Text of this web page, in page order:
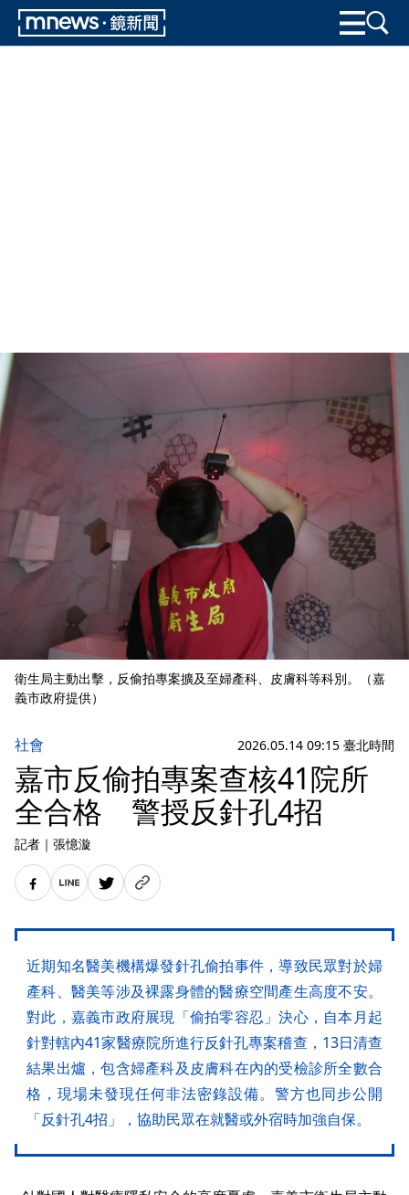
衛生局主動出擊，反偷拍專案擴及至婦產科、皮膚科等科別。（嘉
義市政府提供）
社會 2026.05.14 09:15 臺北時間
嘉市反偷拍專案查核41院所
全合格 警授反針孔4招
記者 ｜ 張憶漩
近期知名醫美機構爆發針孔偷拍事件，導致民眾對於婦
產科、醫美等涉及裸露身體的醫療空間產生高度不安。
對此，嘉義市政府展現「偷拍零容忍」決心，自本月起
針對轄內41家醫療院所進行反針孔專案稽查，13日清查
結果出爐，包含婦產科及皮膚科在內的受檢診所全數合
格，現場未發現任何非法密錄設備。警方也同步公開
「反針孔4招」，協助民眾在就醫或外宿時加強自保。